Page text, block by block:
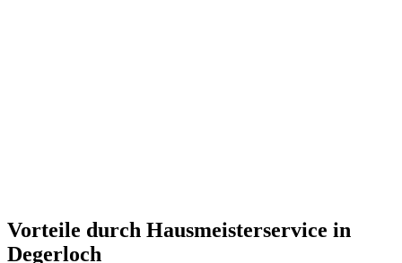
Vorteile durch Hausmeisterservice in
Degerloch